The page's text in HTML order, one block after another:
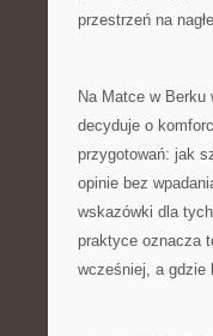
przestrzeń na
Na Matce w Berku
decyduje o
przygotowań: jak
opinie bez
wskazówki dla
praktyce oznacza
wcześniej, a gdzie